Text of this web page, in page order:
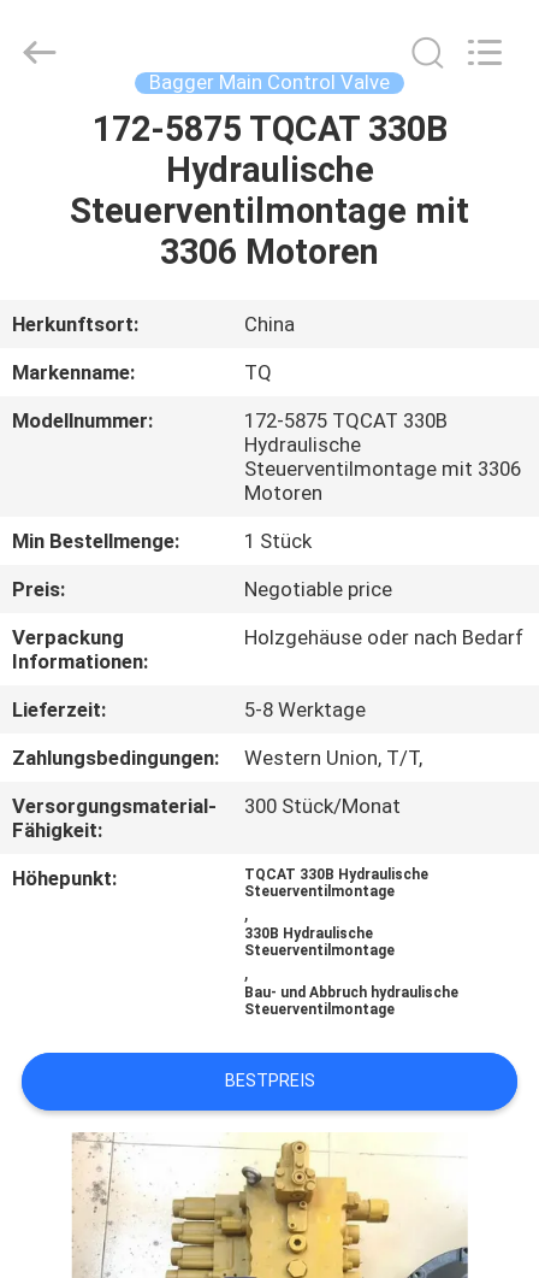
STARTSEITE
PRODUKTE
VR
FABRIK
TOUR
QUALITÄTSKONTROLLE
KONTAKT
NACHRICHTEN
REFERENZEN
SITEMAP
DATENSCHUTZ-
BESTIMMUNGEN
Machinery
Bagger Main Control Valve
172-5875 TQCAT 330B
Hydraulische
Steuerventilmontage mit
3306 Motoren
Herkunftsort:
China
Markenname:
TQ
Modellnummer:
172-5875 TQCAT 330B
Hydraulische
Steuerventilmontage mit 3306
Motoren
Min Bestellmenge:
1 Stück
Preis:
Negotiable price
Verpackung
Informationen:
Holzgehäuse oder nach Bedarf
Lieferzeit:
5-8 Werktage
Zahlungsbedingungen:
Western Union, T/T,
Versorgungsmaterial-
Fähigkeit:
300 Stück/Monat
Höhepunkt:
TQCAT 330B Hydraulische
Steuerventilmontage
,
330B Hydraulische
Steuerventilmontage
,
Bau- und Abbruch hydraulische
Steuerventilmontage
BESTPREIS